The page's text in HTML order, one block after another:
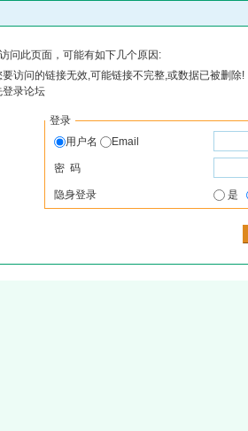
问此页面，可能有如下几个原因:
访问的链接无效,可能链接不完整,或数据已被删除!
登录论坛
登录
用户名
Email
密 码
隐身登录 是